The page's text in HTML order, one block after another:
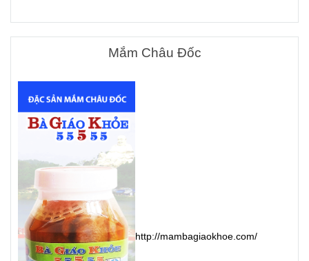
Mắm Châu Đốc
http://mambagiaokhoe.com/